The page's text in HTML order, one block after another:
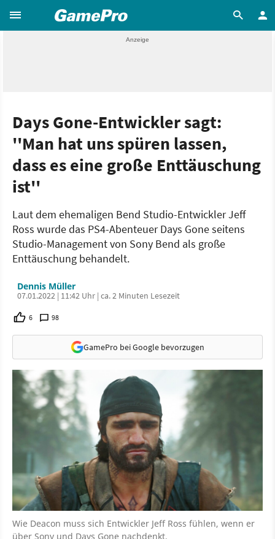
Days Gone-Entwickler sagt:
''Man hat uns spüren lassen,
dass es eine große Enttäuschung
ist''
Laut dem ehemaligen Bend Studio-Entwickler Jeff
Ross wurde das PS4-Abenteuer Days Gone seitens
Studio-Management von Sony Bend als große
Enttäuschung behandelt.
Dennis Müller
07.01.2022 | 11:42 Uhr | ca. 2 Minuten Lesezeit
6 98
GamePro bei Google bevorzugen
Wie Deacon muss sich Entwickler Jeff Ross fühlen, wenn er
über Sony und Days Gone nachdenkt.